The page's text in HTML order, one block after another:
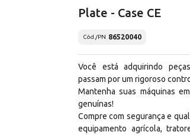
Plate - Case CE
Cód./PN 86520040
Você está adquirindo
passam por um rigoroso
Mantenha suas máquinas
genuínas!
Compre com segurança e
equipamento agrícola,